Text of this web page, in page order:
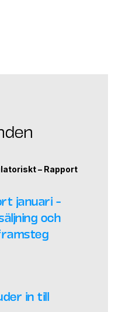
– Rapport
januari –
och
in till